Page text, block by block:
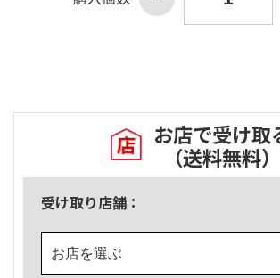
お店で受け取
（送料無料）
受け取り店舗：
お店を選ぶ